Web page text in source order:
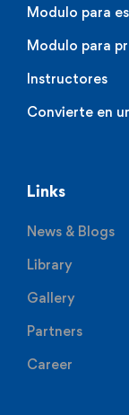
Modulo para
Modulo para
Instructores
Convierte en
Links
News & Blogs
Library
Gallery
Partners
Career